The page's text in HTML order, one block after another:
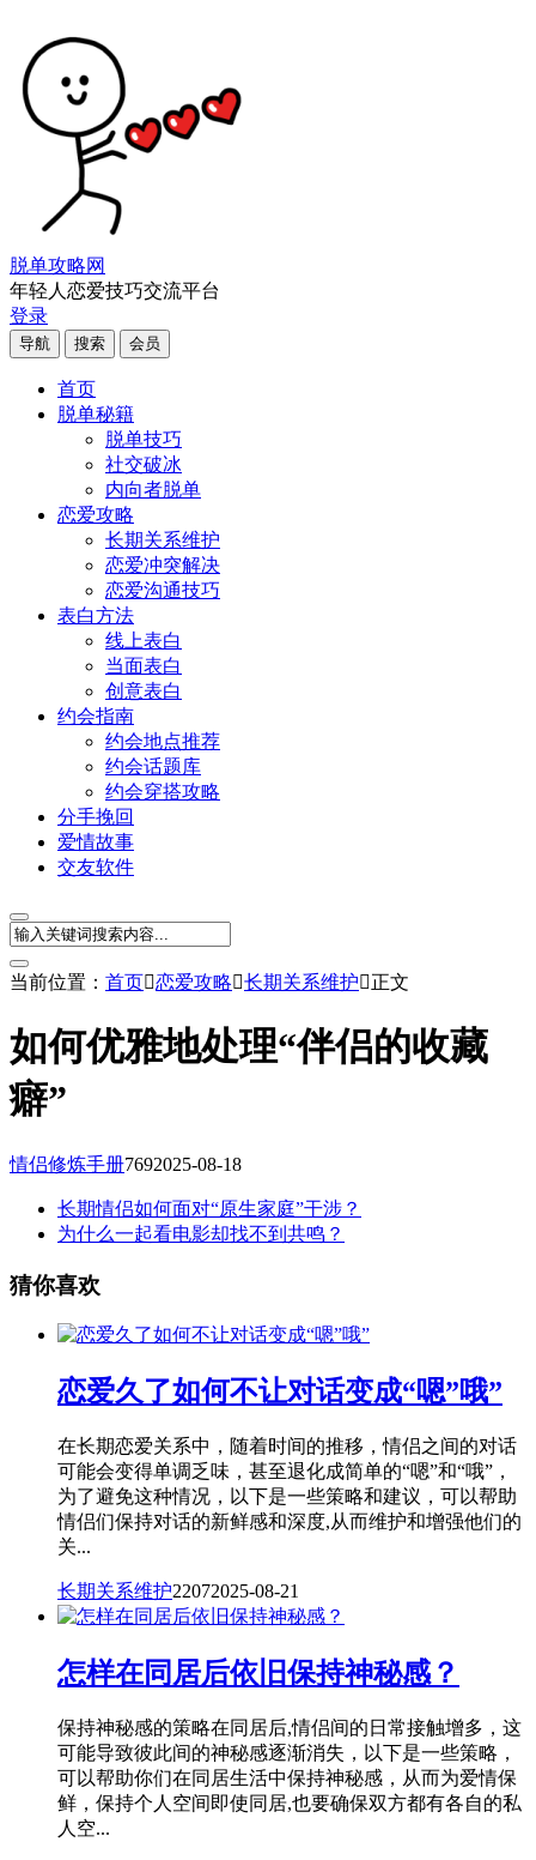
脱单攻略网
年轻人恋爱技巧交流平台
登录
导航 搜索 会员
首页
脱单秘籍
脱单技巧
社交破冰
内向者脱单
恋爱攻略
长期关系维护
恋爱冲突解决
恋爱沟通技巧
表白方法
线上表白
当面表白
创意表白
约会指南
约会地点推荐
约会话题库
约会穿搭攻略
分手挽回
爱情故事
交友软件
当前位置： 首页恋爱攻略长期关系维护正文
如何优雅地处理“伴侣的收藏
癖”
情侣修炼手册7692025-08-18
长期情侣如何面对“原生家庭”干涉？
为什么一起看电影却找不到共鸣？
猜你喜欢
恋爱久了如何不让对话变成“嗯”哦”
在长期恋爱关系中，随着时间的推移，情侣之间的对话
可能会变得单调乏味，甚至退化成简单的“嗯”和“哦”，
为了避免这种情况，以下是一些策略和建议，可以帮助
情侣们保持对话的新鲜感和深度,从而维护和增强他们的
关...
长期关系维护22072025-08-21
怎样在同居后依旧保持神秘感？
保持神秘感的策略在同居后,情侣间的日常接触增多，这
可能导致彼此间的神秘感逐渐消失，以下是一些策略，
可以帮助你们在同居生活中保持神秘感，从而为爱情保
鲜，保持个人空间即使同居,也要确保双方都有各自的私
人空...